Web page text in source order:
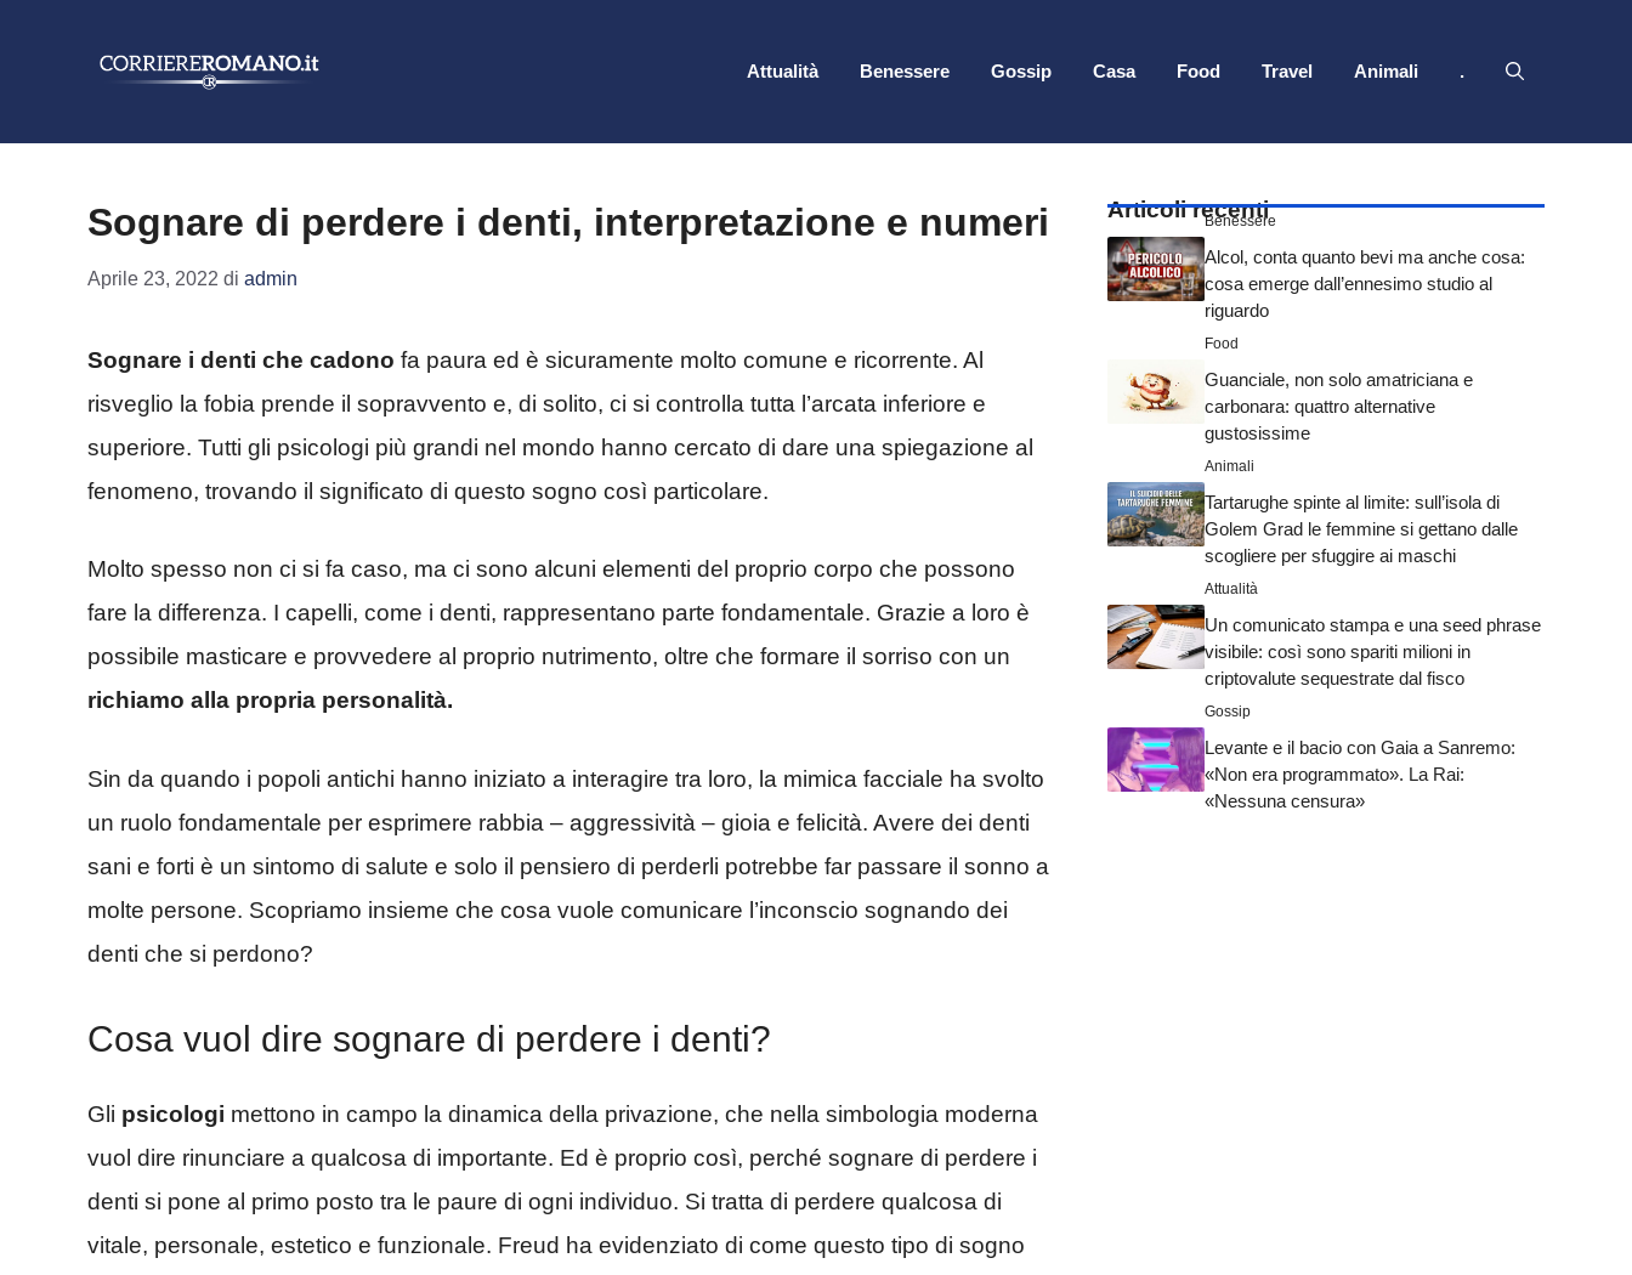
Attualità Benessere Gossip Casa Food Travel Animali .
Sognare di perdere i denti, interpretazione e numeri
Aprile 23, 2022 di admin
Sognare i denti che cadono fa paura ed è sicuramente molto comune e ricorrente. Al
risveglio la fobia prende il sopravvento e, di solito, ci si controlla tutta l’arcata inferiore e
superiore. Tutti gli psicologi più grandi nel mondo hanno cercato di dare una spiegazione al
fenomeno, trovando il significato di questo sogno così particolare.
Molto spesso non ci si fa caso, ma ci sono alcuni elementi del proprio corpo che possono
fare la differenza. I capelli, come i denti, rappresentano parte fondamentale. Grazie a loro è
possibile masticare e provvedere al proprio nutrimento, oltre che formare il sorriso con un
richiamo alla propria personalità.
Sin da quando i popoli antichi hanno iniziato a interagire tra loro, la mimica facciale ha svolto
un ruolo fondamentale per esprimere rabbia – aggressività – gioia e felicità. Avere dei denti
sani e forti è un sintomo di salute e solo il pensiero di perderli potrebbe far passare il sonno a
molte persone. Scopriamo insieme che cosa vuole comunicare l’inconscio sognando dei
denti che si perdono?
Cosa vuol dire sognare di perdere i denti?
Gli psicologi mettono in campo la dinamica della privazione, che nella simbologia moderna
vuol dire rinunciare a qualcosa di importante. Ed è proprio così, perché sognare di perdere i
denti si pone al primo posto tra le paure di ogni individuo. Si tratta di perdere qualcosa di
vitale, personale, estetico e funzionale. Freud ha evidenziato di come questo tipo di sogno
Articoli recenti
Benessere
Alcol, conta quanto bevi ma anche cosa:
cosa emerge dall’ennesimo studio al
riguardo
Food
Guanciale, non solo amatriciana e
carbonara: quattro alternative
gustosissime
Animali
Tartarughe spinte al limite: sull’isola di
Golem Grad le femmine si gettano dalle
scogliere per sfuggire ai maschi
Attualità
Un comunicato stampa e una seed phrase
visibile: così sono spariti milioni in
criptovalute sequestrate dal fisco
Gossip
Levante e il bacio con Gaia a Sanremo:
«Non era programmato». La Rai:
«Nessuna censura»